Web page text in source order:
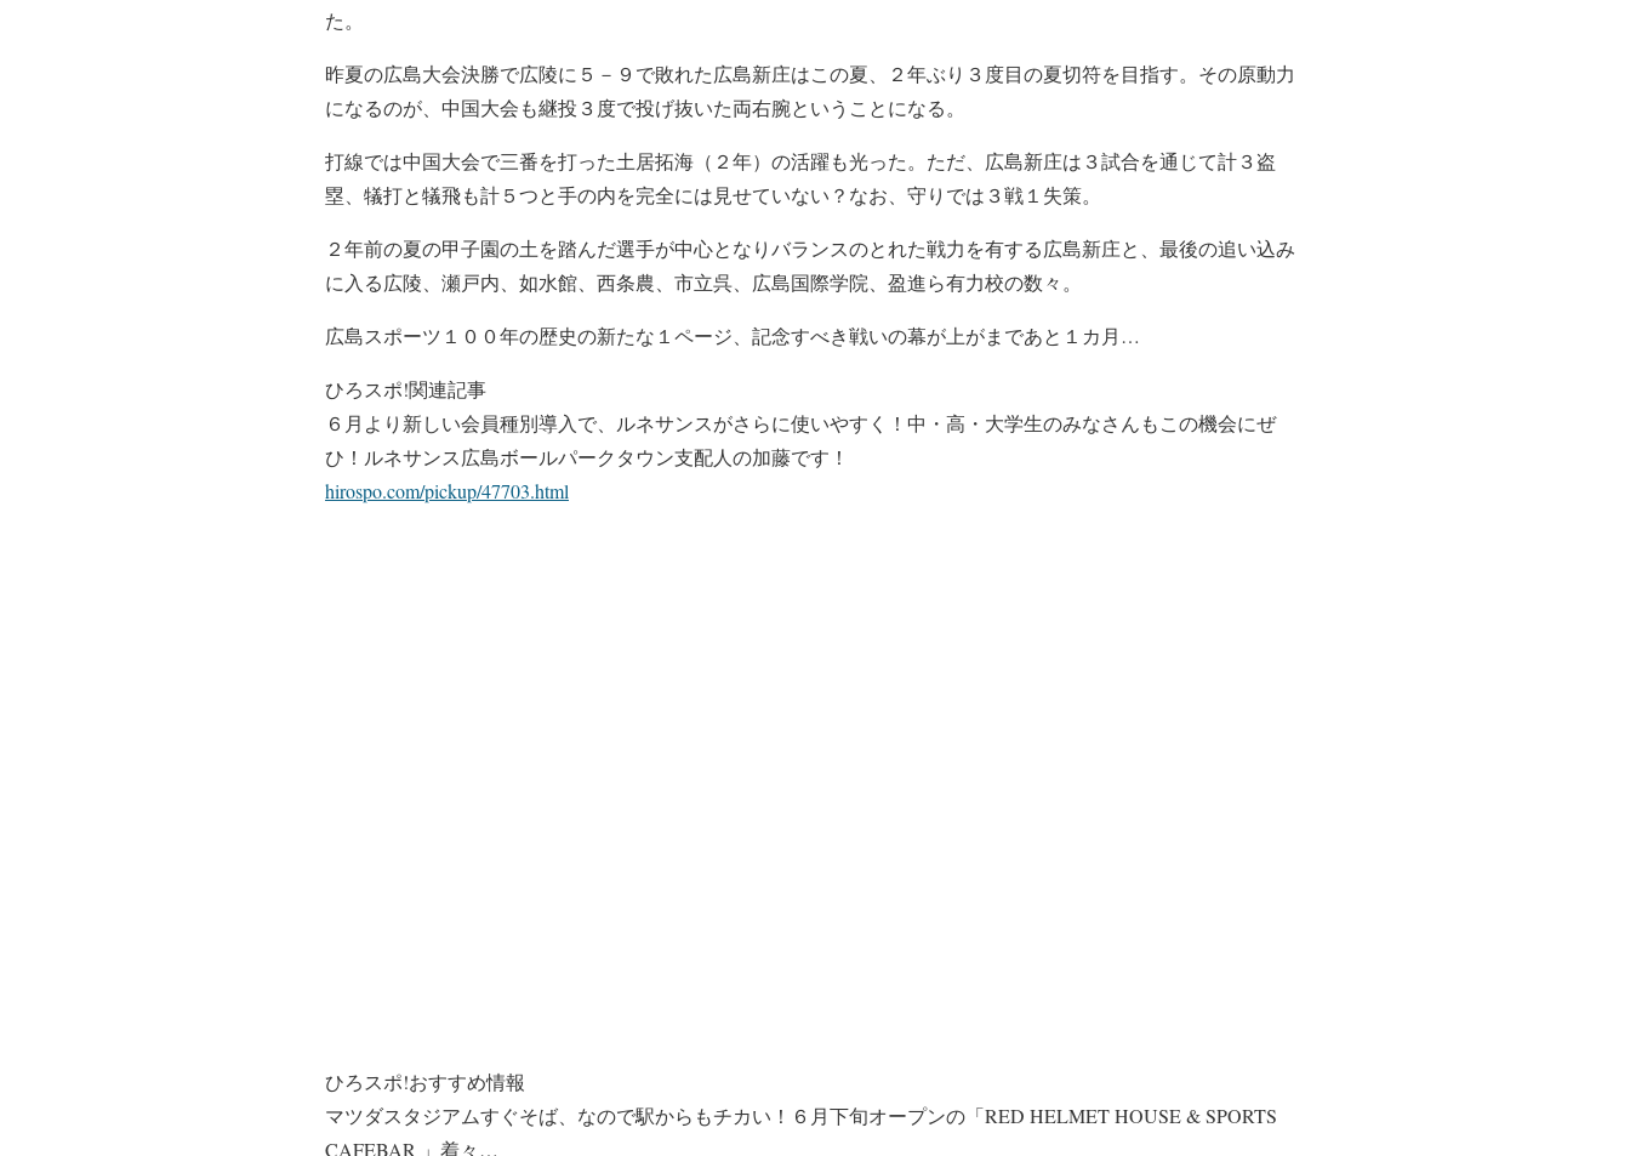
た。
昨夏の広島大会決勝で広陵に５－９で敗れた広島新庄はこの夏、２年ぶり３度目の夏切符を目指す。その原動力
になるのが、中国大会も継投３度で投げ抜いた両右腕ということになる。
打線では中国大会で三番を打った土居拓海（２年）の活躍も光った。ただ、広島新庄は３試合を通じて計３盗
塁、犠打と犠飛も計５つと手の内を完全には見せていない？なお、守りでは３戦１失策。
２年前の夏の甲子園の土を踏んだ選手が中心となりバランスのとれた戦力を有する広島新庄と、最後の追い込み
に入る広陵、瀬戸内、如水館、西条農、市立呉、広島国際学院、盈進ら有力校の数々。
広島スポーツ１００年の歴史の新たな１ページ、記念すべき戦いの幕が上がまであと１カ月…
ひろスポ!関連記事
６月より新しい会員種別導入で、ルネサンスがさらに使いやすく！中・高・大学生のみなさんもこの機会にぜ
ひ！ルネサンス広島ボールパークタウン支配人の加藤です！
hirospo.com/pickup/47703.html
ひろスポ!おすすめ情報
マツダスタジアムすぐそば、なので駅からもチカい！６月下旬オープンの「RED HELMET HOUSE & SPORTS
CAFEBAR 」着々…